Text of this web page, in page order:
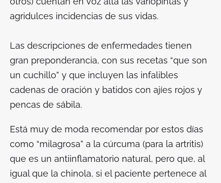
agridulces incidencias de sus vidas.
Las descripciones de enfermedades tienen
gran preponderancia, con sus recetas “que son
un cuchillo” y que incluyen las infalibles
cadenas de oración y batidos con ajíes rojos y
pencas de sábila.
Está muy de moda recomendar por estos días
como “milagrosa” a la cúrcuma (para la artritis)
que es un antiinflamatorio natural, pero que, al
igual que la chinola, si el paciente pertenece al